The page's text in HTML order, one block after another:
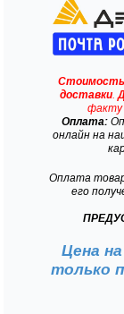
доставки .
факту
Оплата:
онлайн на
Оплата
его
Цена
только